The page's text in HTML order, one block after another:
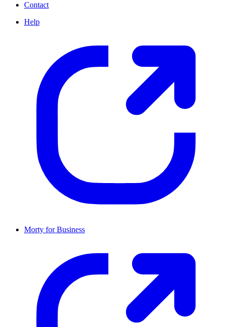
Contact
Help
Morty for Business